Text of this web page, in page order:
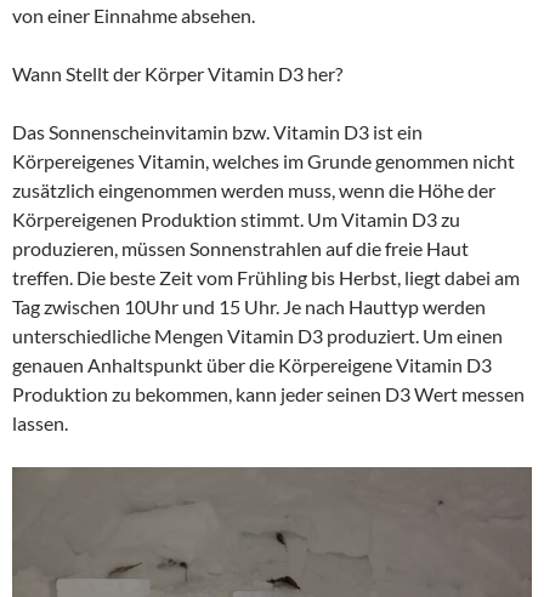
von einer Einnahme absehen.
Wann Stellt der Körper Vitamin D3 her?
Das Sonnenscheinvitamin bzw. Vitamin D3 ist ein
Körpereigenes Vitamin, welches im Grunde genommen nicht
zusätzlich eingenommen werden muss, wenn die Höhe der
Körpereigenen Produktion stimmt. Um Vitamin D3 zu
produzieren, müssen Sonnenstrahlen auf die freie Haut
treffen. Die beste Zeit vom Frühling bis Herbst, liegt dabei am
Tag zwischen 10Uhr und 15 Uhr. Je nach Hauttyp werden
unterschiedliche Mengen Vitamin D3 produziert. Um einen
genauen Anhaltspunkt über die Körpereigene Vitamin D3
Produktion zu bekommen, kann jeder seinen D3 Wert messen
lassen.